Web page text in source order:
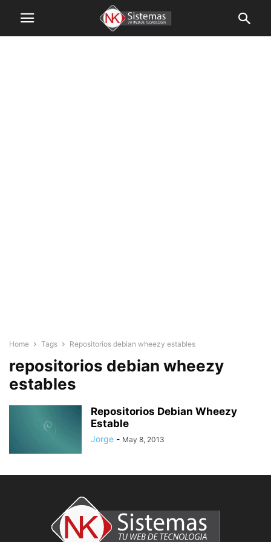
Home Tags Repositorios debian wheezy estables
repositorios debian wheezy
estables
Repositorios Debian Wheezy
Estable
Jorge - May 8, 2013